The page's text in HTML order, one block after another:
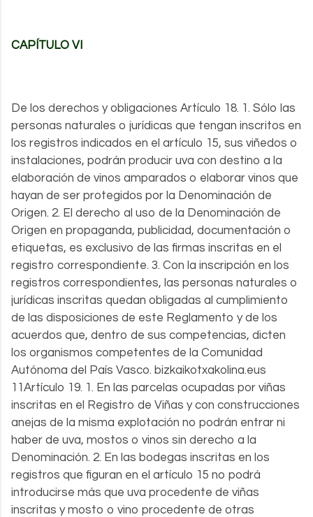
CAPÍTULO VI
De los derechos y obligaciones Artículo 18. 1. Sólo las
personas naturales o jurídicas que tengan inscritos en
los registros indicados en el artículo 15, sus viñedos o
instalaciones, podrán producir uva con destino a la
elaboración de vinos amparados o elaborar vinos que
hayan de ser protegidos por la Denominación de
Origen. 2. El derecho al uso de la Denominación de
Origen en propaganda, publicidad, documentación o
etiquetas, es exclusivo de las firmas inscritas en el
registro correspondiente. 3. Con la inscripción en los
registros correspondientes, las personas naturales o
jurídicas inscritas quedan obligadas al cumplimiento
de las disposiciones de este Reglamento y de los
acuerdos que, dentro de sus competencias, dicten
los organismos competentes de la Comunidad
Autónoma del País Vasco. bizkaikotxakolina.eus
11Artículo 19. 1. En las parcelas ocupadas por viñas
inscritas en el Registro de Viñas y con construcciones
anejas de la misma explotación no podrán entrar ni
haber de uva, mostos o vinos sin derecho a la
Denominación. 2. En las bodegas inscritas en los
registros que figuran en el artículo 15 no podrá
introducirse más que uva procedente de viñas
inscritas y mosto o vino procedente de otras